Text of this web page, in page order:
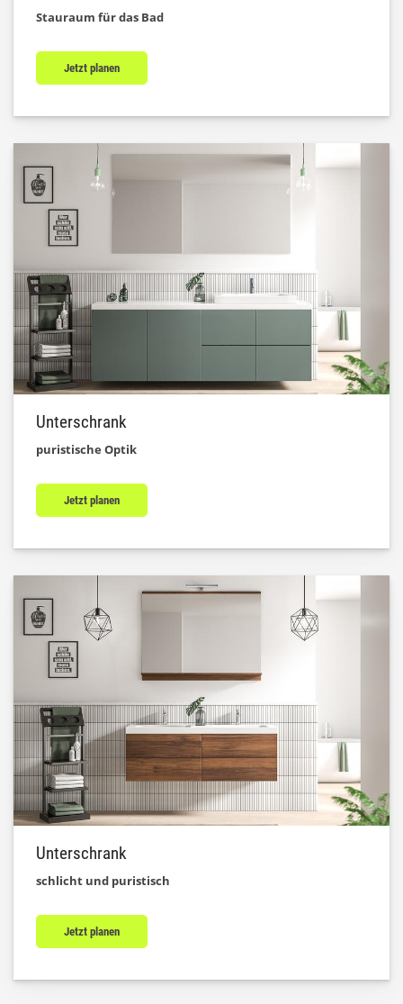
Stauraum für das Bad
Jetzt planen
Unterschrank
puristische Optik
Jetzt planen
Unterschrank
schlicht und puristisch
Jetzt planen